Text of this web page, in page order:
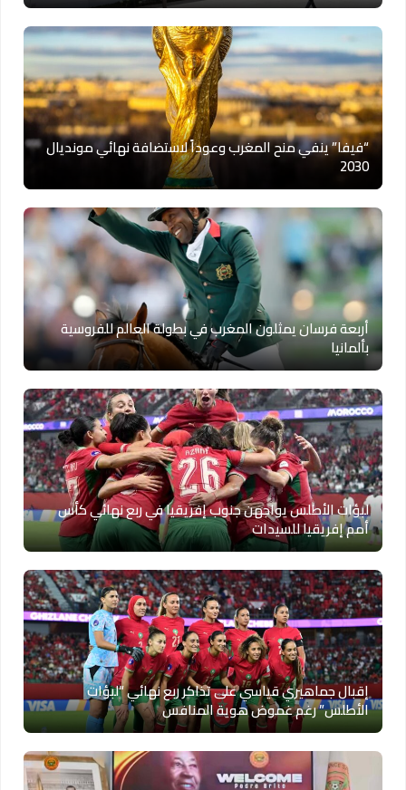
“فيفا” ينفي منح المغرب وعوداً لاستضافة نهائي مونديال
2030
أربعة فرسان يمثلون المغرب في بطولة العالم للفروسية
بألمانيا
لبؤات الأطلس يواجهن جنوب إفريقيا في ربع نهائي كأس
أمم إفريقيا للسيدات
إقبال جماهيري قياسي على تذاكر ربع نهائي “لبؤات
الأطلس” رغم غموض هوية المنافس